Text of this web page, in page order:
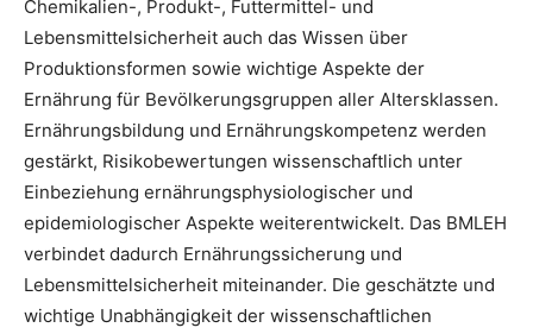
Chemikalien-, Produkt-, Futtermittel- und
Lebensmittelsicherheit auch das Wissen über
Produktionsformen sowie wichtige Aspekte der
Ernährung für Bevölkerungsgruppen aller Altersklassen.
Ernährungsbildung und Ernährungskompetenz werden
gestärkt, Risikobewertungen wissenschaftlich unter
Einbeziehung ernährungsphysiologischer und
epidemiologischer Aspekte weiterentwickelt. Das BMLEH
verbindet dadurch Ernährungssicherung und
Lebensmittelsicherheit miteinander. Die geschätzte und
wichtige Unabhängigkeit der wissenschaftlichen